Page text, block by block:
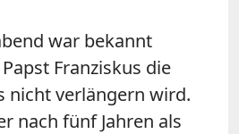
war bekannt
Franziskus die
nicht verlängern wird.
nach fünf Jahren als